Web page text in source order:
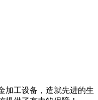
加工设备，造就先进的生